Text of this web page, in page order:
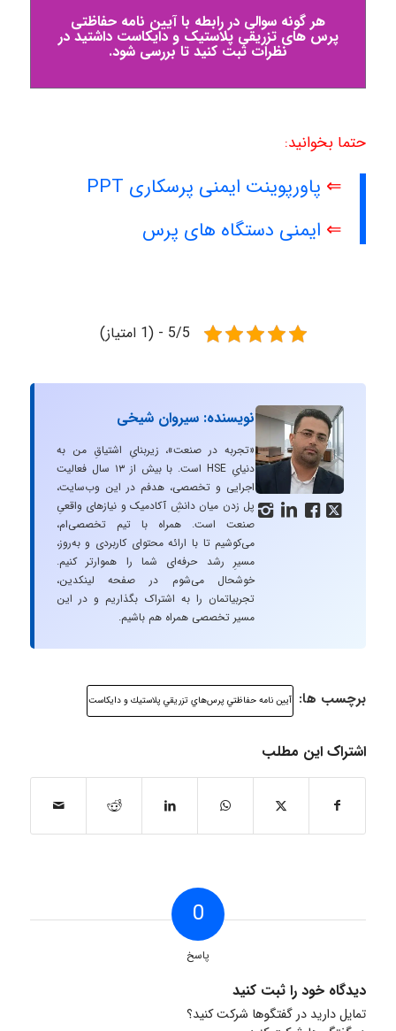
هر گونه سوالی در رابطه با آیین نامه حفاظتی
پرس های تزریقی پلاستیک و دایکاست داشتید در
نظرات ثبت کنید تا بررسی شود.
حتما بخوانید:
⇐ پاورپوینت ایمنی پرسکاری PPT
⇐ ایمنی دستگاه های پرس
5/5 - (1 امتیاز)
   
نویسنده: سیروان شیخی
«تجربه در صنعت»، زیربنایِ اشتیاقِ من به
دنیایِ HSE است. با بیش از ۱۳ سال فعالیت
اجرایی و تخصصی، هدفم در این وب‌سایت،
پل زدن میان دانشِ آکادمیک و نیازهای واقعیِ
صنعت است. همراه با تیم تخصصی‌ام،
می‌کوشیم تا با ارائه محتوای کاربردی و به‌روز،
مسیرِ رشد حرفه‌ای شما را هموارتر کنیم.
خوشحال می‌شوم در صفحه لینکدین،
تجربیاتمان را به اشتراک بگذاریم و در این
مسیر تخصصی همراه هم باشیم.
برچسب ها: آيين نامه حفاظتي پرس‌هاي تزريقي پلاستيك و دايكاست
اشتراک این مطلب
0
پاسخ
دیدگاه خود را ثبت کنید
تمایل دارید در گفتگوها شرکت کنید؟